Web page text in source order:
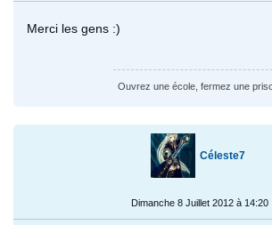
Merci les gens :)
Ouvrez une école, fermez une
Céleste7
Dimanche 8 Juillet 2012 à 14:20